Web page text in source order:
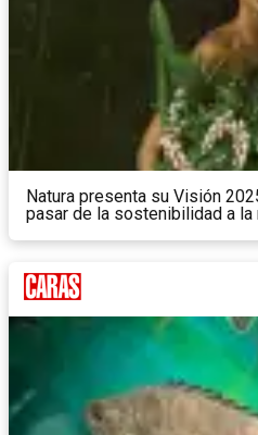
Natura presenta su Visión
pasar de la sostenibilidad a la